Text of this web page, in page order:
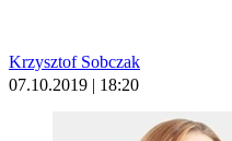
Krzysztof Sobczak
07.10.2019 | 18:20